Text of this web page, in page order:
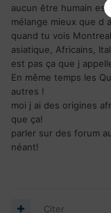
aucun être humain
mélange mieux que
quand tu vois
asiatique, Africains,
est pas ça que j
En même temps les
autres !
moi j ai des origines
que ça!
parler sur des forum
néant!
Citer